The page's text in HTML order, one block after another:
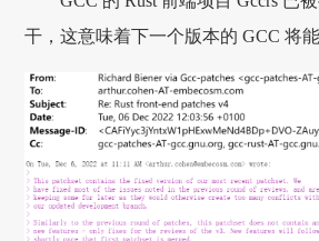
干，这意味着下一个版本的 GCC 将能